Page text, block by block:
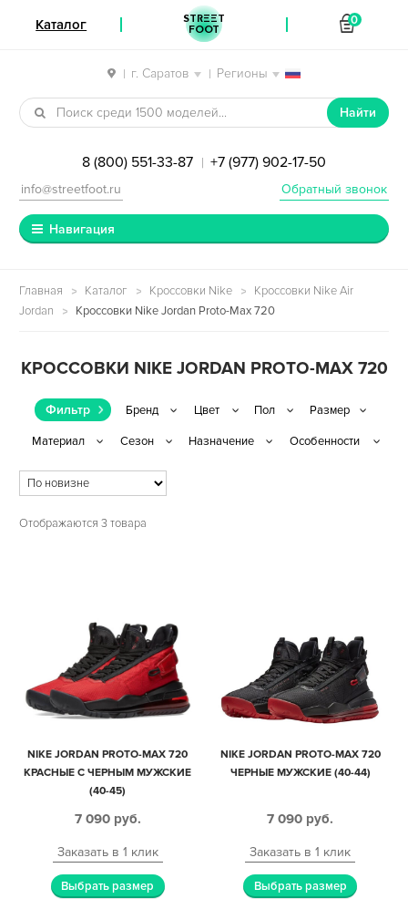
| г. Саратов | Регионы
Перейти к навигации
Перейти к содержимому
Найти
8 (800) 551-33-87 | +7 (977) 902-17-50
Обратный звонок
info@streetfoot.ru
Навигация
Главная Каталог Кроссовки Nike
Кроссовки Nike Air
Jordan
Кроссовки Nike Jordan Proto-Max 720
КРОССОВКИ NIKE JORDAN PROTO-MAX 720
Фильтр
Отображаются 3 товара
NIKE JORDAN PROTO-MAX 720
КРАСНЫЕ С ЧЕРНЫМ МУЖСКИЕ
(40-45)
7 090 руб.
Заказать в 1 клик
Выбрать размер
NIKE JORDAN PROTO-MAX 720
ЧЕРНЫЕ МУЖСКИЕ (40-44)
7 090 руб.
Заказать в 1 клик
Выбрать размер
Каталог STREET
FOOT
0